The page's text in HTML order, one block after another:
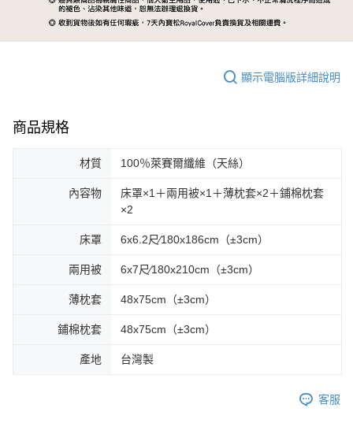
顯示電腦版詳細說明
商品規格
材質 100％萊賽爾纖維（天絲）
內容物
床罩×1＋兩用被×1＋薄枕套×2＋鋪棉枕套
×2
床罩 6x6.2尺∕180x186cm（±3cm）
兩用被 6x7尺∕180x210cm（±3cm）
薄枕套 48x75cm（±3cm）
鋪棉枕套 48x75cm（±3cm）
產地 台灣製
客服